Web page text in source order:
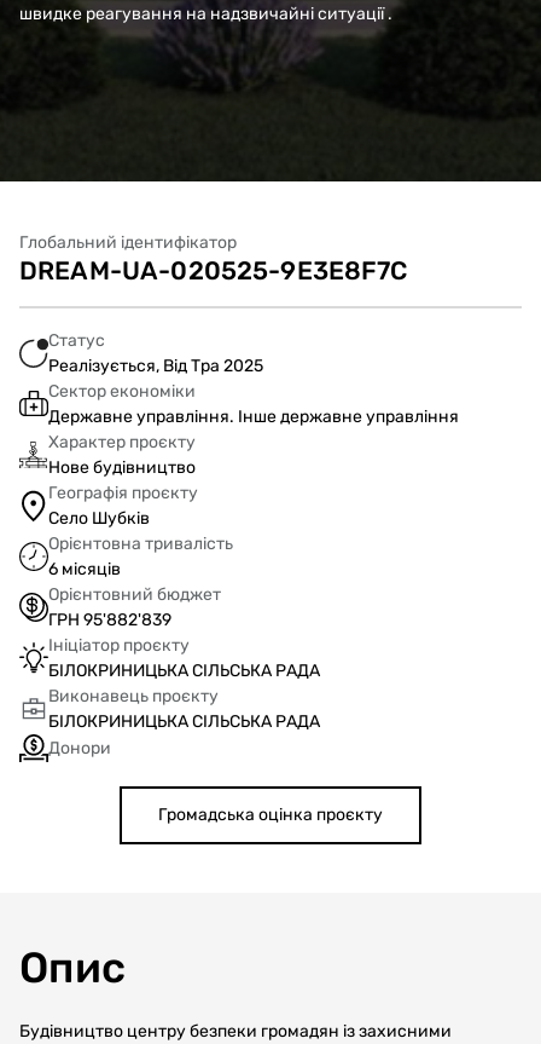
швидке реагування на надзвичайні ситуації .
Глобальний ідентифікатор
DREAM-UA-020525-9E3E8F7C
Статус
Реалізується, Від Тра 2025
Сектор економіки
Державне управління. Інше державне управління
Характер проєкту
Нове будівництво
Географія проєкту
Село Шубків
Орієнтовна тривалість
6 місяців
Орієнтовний бюджет
ГРН 95'882'839
Ініціатор проєкту
БІЛОКРИНИЦЬКА СІЛЬСЬКА РАДА
Виконавець проєкту
БІЛОКРИНИЦЬКА СІЛЬСЬКА РАДА
Донори
Громадська оцінка проєкту
Опис
Будівництво центру безпеки громадян із захисними